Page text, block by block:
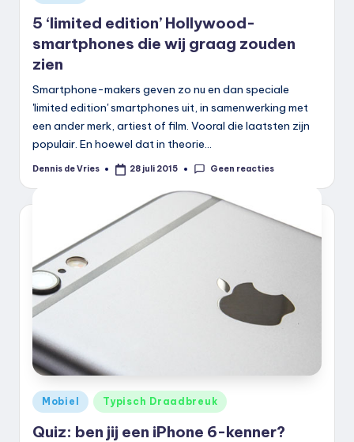
in
5 ‘limited edition’ Hollywood-
smartphones die wij graag zouden
zien
Smartphone-makers geven zo nu en dan speciale
'limited edition' smartphones uit, in samenwerking met
een ander merk, artiest of film. Vooral die laatsten zijn
populair. En hoewel dat in theorie…
Geplaatst
Dennis de Vries 28 juli 2015 Geen reacties
Geplaatst
in
Mobiel Typisch Draadbreuk
Quiz: ben jij een iPhone 6-kenner?